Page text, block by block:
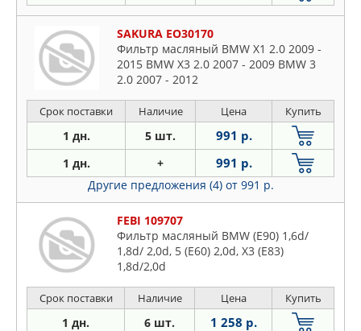
SAKURA EO30170
Фильтр масляный BMW X1 2.0 2009 -
2015 BMW X3 2.0 2007 - 2009 BMW 3
2.0 2007 - 2012
Срок поставки Наличие Цена Купить
1 дн. 5 шт. 991 р.
1 дн. + 991 р.
Другие предложения (4) от 991 р.
FEBI 109707
Фильтр масляный BMW (E90) 1,6d/
1,8d/ 2,0d, 5 (E60) 2,0d, X3 (E83)
1,8d/2,0d
Срок поставки Наличие Цена Купить
1 дн. 6 шт. 1 258 р.